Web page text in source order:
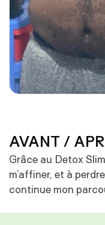
AVANT /
Grâce au Detox
m’affiner, et à
continue mon